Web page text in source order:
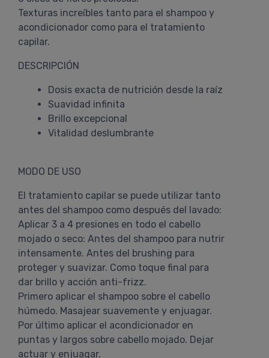
Texturas increíbles tanto para el shampoo y
acondicionador como para el tratamiento
capilar.
DESCRIPCIÓN
Dosis exacta de nutrición desde la raíz
Suavidad infinita
Brillo excepcional
Vitalidad deslumbrante
MODO DE USO
El tratamiento capilar se puede utilizar tanto
antes del shampoo como después del lavado:
Aplicar 3 a 4 presiones en todo el cabello
mojado o seco: Antes del shampoo para nutrir
intensamente. Antes del brushing para
proteger y suavizar. Como toque final para
dar brillo y acción anti-frizz.
Primero aplicar el shampoo sobre el cabello
húmedo. Masajear suavemente y enjuagar.
Por último aplicar el acondicionador en
puntas y largos sobre cabello mojado. Dejar
actuar y enjuagar.